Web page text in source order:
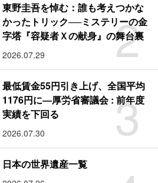
2
東野圭吾を悼む：誰も考えつかな
かったトリック──ミステリーの金
字塔『容疑者Ｘの献身』の舞台裏
2026.07.29
3
最低賃金55円引き上げ、全国平均
1176円に―厚労省審議会 : 前年度
実績を下回る
2026.07.30
日本の世界遺産一覧